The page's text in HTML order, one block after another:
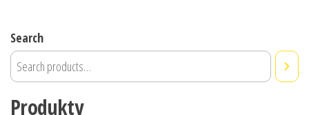
Search
Produkty